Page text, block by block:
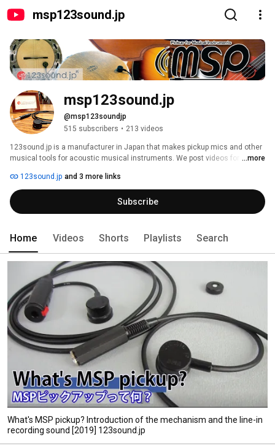
msp123sound.jp
msp123sound.jp
@msp123soundjp
515 subscribers • 213 videos
123sound.jp is a manufacturer in Japan that makes pickup mics and other
musical tools for acoustic musical instruments. We post videos for MSP
magnets. Patents granted
...more
123sound.jp and 3 more links
Subscribe
Home Videos Shorts Playlists Search
What's MSP pickup? Introduction of the mechanism and the line-in
recording sound [2019] 123sound.jp